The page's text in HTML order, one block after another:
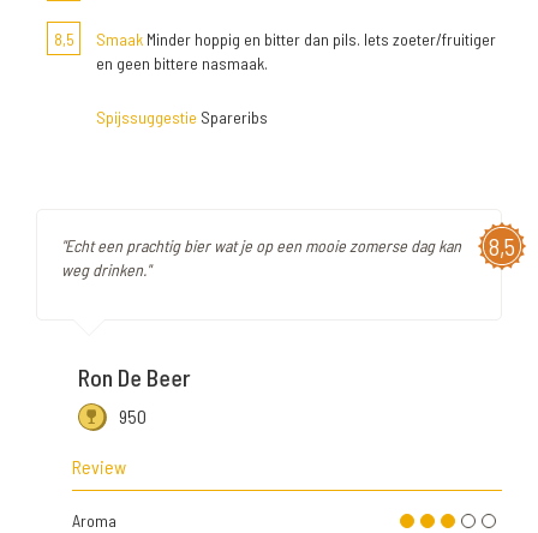
8,5 Smaak Minder hoppig en bitter dan pils. Iets zoeter/fruitiger
en geen bittere nasmaak.
Spijssuggestie Spareribs
8,5
"Echt een prachtig bier wat je op een mooie zomerse dag kan
weg drinken."
Ron De Beer
950
Review
Aroma